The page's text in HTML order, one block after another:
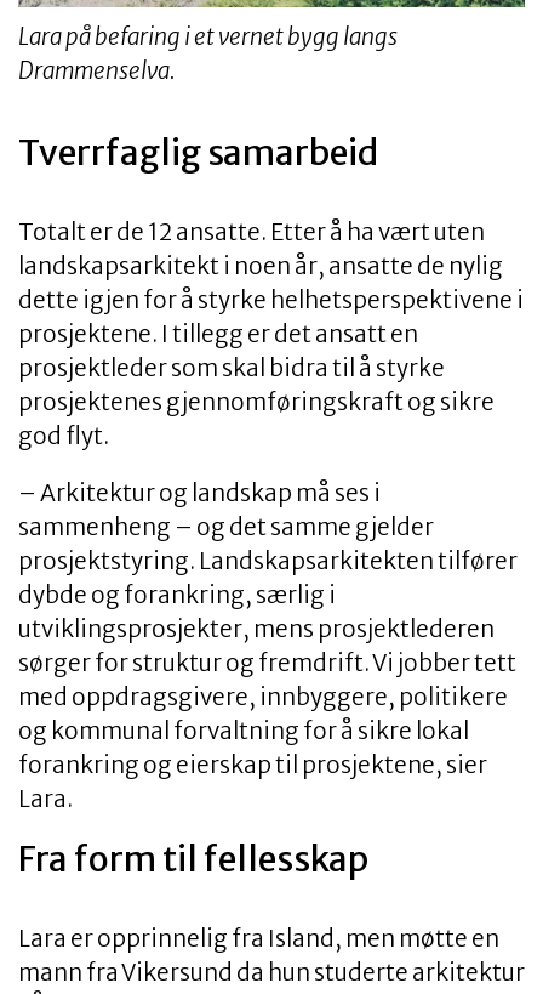
Lara på befaring i et vernet bygg langs
Drammenselva.
Tverrfaglig samarbeid
Totalt er de 12 ansatte. Etter å ha vært uten
landskapsarkitekt i noen år, ansatte de nylig
dette igjen for å styrke helhetsperspektivene i
prosjektene. I tillegg er det ansatt en
prosjektleder som skal bidra til å styrke
prosjektenes gjennomføringskraft og sikre
god flyt.
– Arkitektur og landskap må ses i
sammenheng – og det samme gjelder
prosjektstyring. Landskapsarkitekten tilfører
dybde og forankring, særlig i
utviklingsprosjekter, mens prosjektlederen
sørger for struktur og fremdrift. Vi jobber tett
med oppdragsgivere, innbyggere, politikere
og kommunal forvaltning for å sikre lokal
forankring og eierskap til prosjektene, sier
Lara.
Fra form til fellesskap
Lara er opprinnelig fra Island, men møtte en
mann fra Vikersund da hun studerte arkitektur